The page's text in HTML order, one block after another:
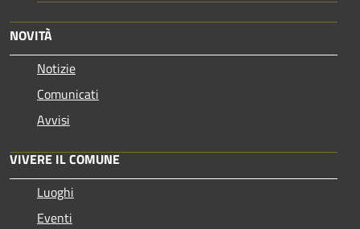
NOVITÀ
Notizie
Comunicati
Avvisi
VIVERE IL COMUNE
Luoghi
Eventi